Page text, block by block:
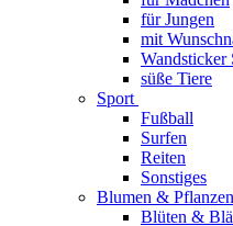
für Jungen
mit
Wandsticker
süße Tiere
Sport
Fußball
Surfen
Reiten
Sonstiges
Blumen & Pflanzen
Blüten &